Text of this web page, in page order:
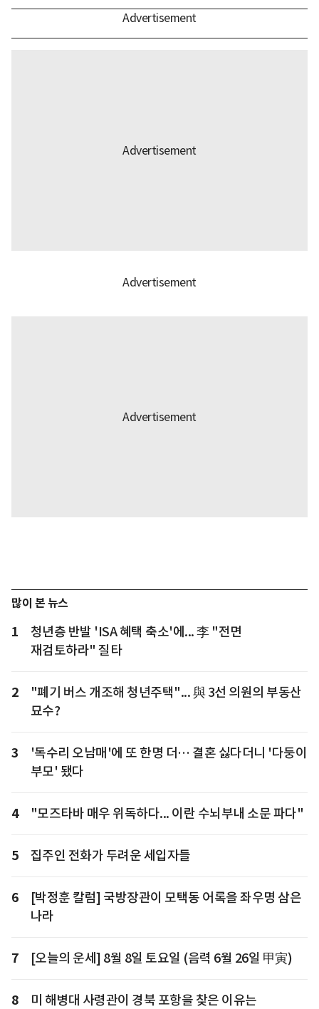
많이 본 뉴스
1
청년층 반발 'ISA 혜택 축소'에... 李 "전면
재검토하라" 질타
2
"폐기 버스 개조해 청년주택"... 與 3선 의원의 부동산
묘수?
3
'독수리 오남매'에 또 한명 더… 결혼 싫다더니 '다둥이
부모' 됐다
4 "모즈타바 매우 위독하다... 이란 수뇌부내 소문 파다"
5 집주인 전화가 두려운 세입자들
6
[박정훈 칼럼] 국방장관이 모택동 어록을 좌우명 삼은
나라
7 [오늘의 운세] 8월 8일 토요일 (음력 6월 26일 甲寅)
8 미 해병대 사령관이 경북 포항을 찾은 이유는